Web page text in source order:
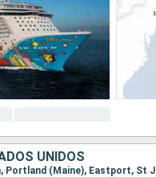
UNIDOS
Portland (Maine), Eastport, St